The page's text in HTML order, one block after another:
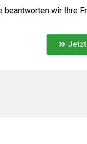
beantworten wir Ihre